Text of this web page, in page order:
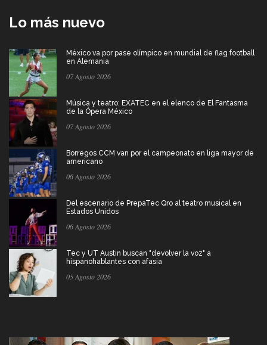
Lo más nuevo
México va por pase olímpico en mundial de flag football
en Alemania
07 Agosto 2026
Música y teatro: EXATEC en el elenco de El Fantasma
de la Ópera México
07 Agosto 2026
Borregos CCM van por el campeonato en liga mayor de
americano
06 Agosto 2026
Del escenario de PrepaTec Qro al teatro musical en
Estados Unidos
06 Agosto 2026
Tec y UT Austin buscan "devolver la voz" a
hispanohablantes con afasia
05 Agosto 2026